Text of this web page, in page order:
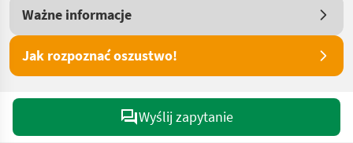
Ważne informacje
Jak rozpoznać oszustwo!
Wyślij zapytanie